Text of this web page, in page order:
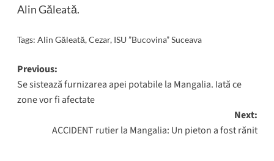
Alin Găleată.
Tags: Alin Găleată,Cezar, ISU ”Bucovina” Suceava
Post
navigation
Previous:
Se sistează furnizarea apei potabile la Mangalia. Iată ce
zone vor fi afectate
Next:
ACCIDENT rutier la Mangalia: Un pieton a fost rănit